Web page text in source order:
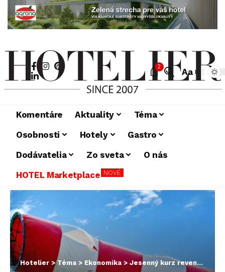
2
Aa
Komentáre Aktuality
Téma
Osobnosti
Hotely
Gastro
Dodávatelia
Zo sveta
O nás
HOTEL Marketplace NOVÉ
Hotelier>Téma > Ekonomika> Jesenný kurz revenue manažmentu III.